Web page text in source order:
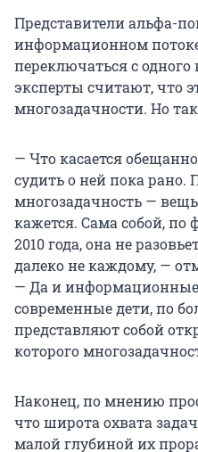
Представители альфа-
информационном
переключаться с одного
эксперты считают, что
многозадачности. Но
— Что касается
судить о ней пока рано.
многозадачность —
кажется. Сама собой, по
2010 года, она не
далеко не каждому, —
— Да и информационные
современные дети, по
представляют собой
которого
Наконец, по мнению
что широта охвата
малой глубиной их